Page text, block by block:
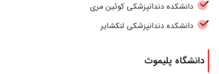
دانشکده دندانپزشکی کوئین مری
دانشکده دندانپزشکی لنکشایر
دانشگاه پلیموث